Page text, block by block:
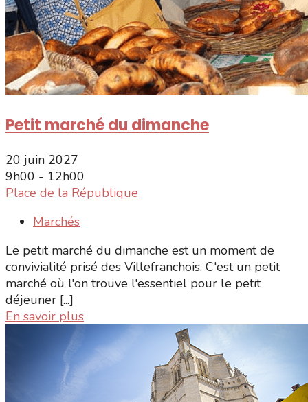
Petit marché du dimanche
20 juin 2027
9h00 - 12h00
Place de la République
Marchés
Le petit marché du dimanche est un moment de
convivialité prisé des Villefranchois. C'est un petit
marché où l'on trouve l'essentiel pour le petit
déjeuner [...]
En savoir plus